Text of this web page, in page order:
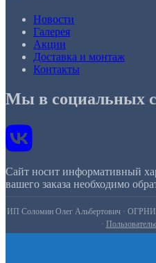
Новости
Галерея
Акции
Доставка и монтаж
Контакты
Мы в социальных
Сайт носит информативный
вашего заказа необходимо
ИП Соломин Олег Альбертович ·
·